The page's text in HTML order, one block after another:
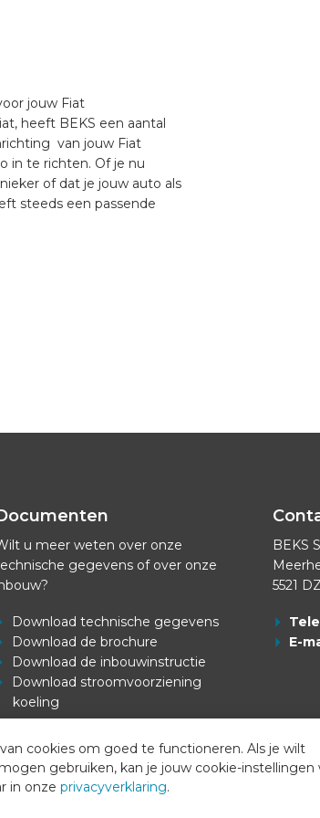
jouw Fiat
heeft BEKS een aantal
van jouw Fiat
in te richten. Of je nu
of dat je jouw auto als
steeds een passende
u meer weten over onze
gegevens of over onze
Download technische gegevens
Download de brochure
Download de inbouwinstructie
Download stroomvoorziening
koeling
BEKS
5521
E-
cookies om goed te functioneren. Als je wilt
gebruiken, kan je jouw cookie-instellingen
in onze privacyverklaring.